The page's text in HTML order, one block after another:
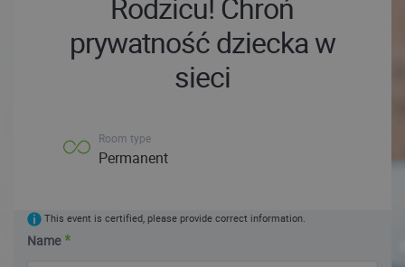
prywatność dziecka w
sieci
Room type
Permanent
This event is certified, please provide correct information.
Name